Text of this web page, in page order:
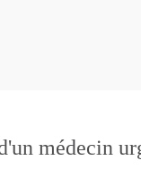
médecin